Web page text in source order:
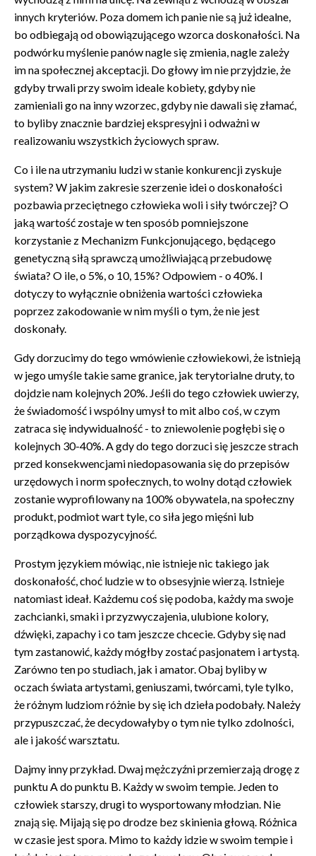
innych kryteriów. Poza domem ich panie nie są już idealne,
bo odbiegają od obowiązującego wzorca doskonałości. Na
podwórku myślenie panów nagle się zmienia, nagle zależy
im na społecznej akceptacji. Do głowy im nie przyjdzie, że
gdyby trwali przy swoim ideale kobiety, gdyby nie
zamieniali go na inny wzorzec, gdyby nie dawali się złamać,
to byliby znacznie bardziej ekspresyjni i odważni w
realizowaniu wszystkich życiowych spraw.
Co i ile na utrzymaniu ludzi w stanie konkurencji zyskuje
system? W jakim zakresie szerzenie idei o doskonałości
pozbawia przeciętnego człowieka woli i siły twórczej? O
jaką wartość zostaje w ten sposób pomniejszone
korzystanie z Mechanizm Funkcjonującego, będącego
genetyczną siłą sprawczą umożliwiającą przebudowę
świata? O ile, o 5%, o 10, 15%? Odpowiem - o 40%. I
dotyczy to wyłącznie obniżenia wartości człowieka
poprzez zakodowanie w nim myśli o tym, że nie jest
doskonały.
Gdy dorzucimy do tego wmówienie człowiekowi, że istnieją
w jego umyśle takie same granice, jak terytorialne druty, to
dojdzie nam kolejnych 20%. Jeśli do tego człowiek uwierzy,
że świadomość i wspólny umysł to mit albo coś, w czym
zatraca się indywidualność - to zniewolenie pogłębi się o
kolejnych 30-40%. A gdy do tego dorzuci się jeszcze strach
przed konsekwencjami niedopasowania się do przepisów
urzędowych i norm społecznych, to wolny dotąd człowiek
zostanie wyprofilowany na 100% obywatela, na społeczny
produkt, podmiot wart tyle, co siła jego mięśni lub
porządkowa dyspozycyjność.
Prostym językiem mówiąc, nie istnieje nic takiego jak
doskonałość, choć ludzie w to obsesyjnie wierzą. Istnieje
natomiast ideał. Każdemu coś się podoba, każdy ma swoje
zachcianki, smaki i przyzwyczajenia, ulubione kolory,
dźwięki, zapachy i co tam jeszcze chcecie. Gdyby się nad
tym zastanowić, każdy mógłby zostać pasjonatem i artystą.
Zarówno ten po studiach, jak i amator. Obaj byliby w
oczach świata artystami, geniuszami, twórcami, tyle tylko,
że różnym ludziom różnie by się ich dzieła podobały. Należy
przypuszczać, że decydowałyby o tym nie tylko zdolności,
ale i jakość warsztatu.
Dajmy inny przykład. Dwaj mężczyźni przemierzają drogę z
punktu A do punktu B. Każdy w swoim tempie. Jeden to
człowiek starszy, drugi to wysportowany młodzian. Nie
znają się. Mijają się po drodze bez skinienia głową. Różnica
w czasie jest spora. Mimo to każdy idzie w swoim tempie i